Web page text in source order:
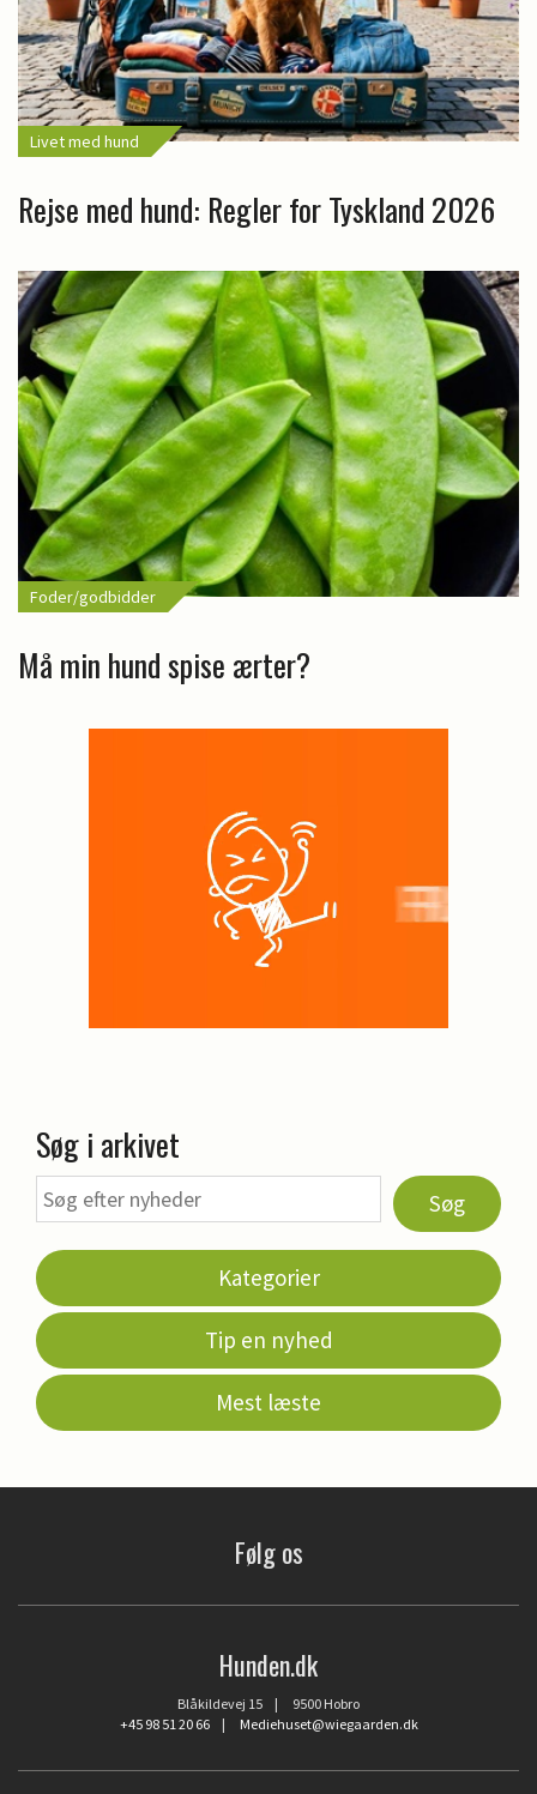
Livet med hund
Rejse med hund: Regler for Tyskland 2026
Foder/godbidder
Må min hund spise ærter?
Søg i arkivet
Søg
Kategorier
Tip en nyhed
Mest læste
Følg os
Hunden.dk
Blåkildevej 15 | 9500 Hobro
+45 98 51 20 66| Mediehuset@wiegaarden.dk